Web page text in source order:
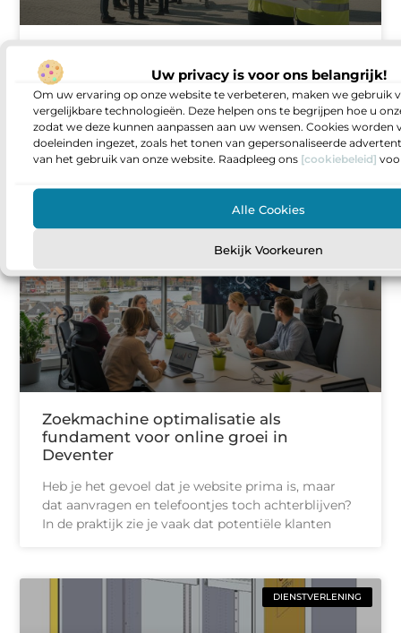
Uw privacy is voor ons belangrijk!
Om uw ervaring op onze website te verbeteren, maken we gebruik
vergelijkbare technologieën. Deze helpen ons te begrijpen hoe u
zodat we deze kunnen aanpassen aan uw wensen. Cookies worden
doeleinden ingezet, zoals het tonen van gepersonaliseerde
van het gebruik van onze website. Raadpleeg ons [cookiebeleid]
Alle Cookies
Bekijk Voorkeuren
de bouwsector zo vind je de rol die bij
je past
Sta je op een punt waarop je meer invloed wilt
hebben op wat er gebouwd wordt en hoe
projecten van idee naar oplevering gaan? Dan
AANBIEDINGEN
Zoekmachine optimalisatie als
fundament voor online groei in
Deventer
Heb je het gevoel dat je website prima is, maar
dat aanvragen en telefoontjes toch achterblijven?
In de praktijk zie je vaak dat potentiële klanten
DIENSTVERLENING